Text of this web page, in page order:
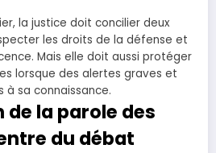
la justice doit concilier deux
les droits de la défense et
Mais elle doit aussi protéger
lorsque des alertes graves et
sa connaissance.
la parole des
du débat